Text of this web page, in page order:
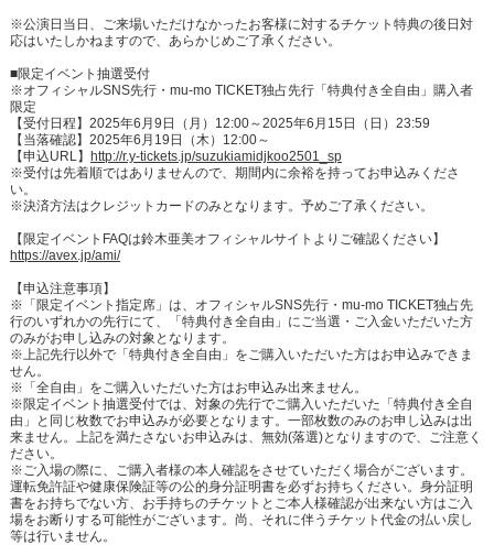
※公演日当日、ご来場いただけなかったお客様に対するチケット特典の後日対
応はいたしかねますので、あらかじめご了承ください。
■限定イベント抽選受付
※オフィシャルSNS先⾏・mu-mo TICKET独占先⾏「特典付き全自由」購入者
限定
【受付日程】2025年6月9日（月）12:00～2025年6月15日（日）23:59
【当落確認】2025年6月19日（木）12:00～
【申込URL】
http://r.y-tickets.jp/suzukiamidjkoo2501_sp
※受付は先着順ではありませんので、期間内に余裕を持ってお申込みくださ
い。
※決済方法はクレジットカードのみとなります。予めご了承ください。
【限定イベントFAQは鈴木亜美オフィシャルサイトよりご確認ください】
https://avex.jp/ami/
【申込注意事項】
※「限定イベント指定席」は、オフィシャルSNS先⾏・mu-mo TICKET独占先
⾏のいずれかの先⾏にて、「特典付き全⾃由」にご当選・ご⼊⾦いただいた⽅
のみがお申し込みの対象となります。
※上記先行以外で「特典付き全⾃由」をご購入いただいた⽅はお申込みできま
せん。
※「全自由」をご購入いただいた方はお申込み出来ません。
※限定イベント抽選受付では、対象の先行でご購入いただいた「特典付き全自
由」と同じ枚数でお申込みが必要となります。一部枚数のみのお申し込みは出
来ません。上記を満たさないお申込みは、無効(落選)となりますので、ご注意く
ださい。
※ご入場の際に、ご購入者様の本人確認をさせていただく場合がございます。
運転免許証や健康保険証等の公的身分証明書を必ずお持ちください。身分証明
書をお持ちでない方、お手持ちのチケットとご本人様確認が出来ない方はご入
場をお断りする可能性がございます。尚、それに伴うチケット代金の払い戻し
等は行いません。